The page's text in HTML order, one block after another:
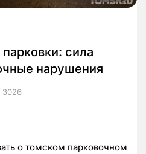
сила
нарушения
3026
о томском парковочном